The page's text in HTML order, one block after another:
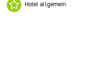
Hotel allgemein